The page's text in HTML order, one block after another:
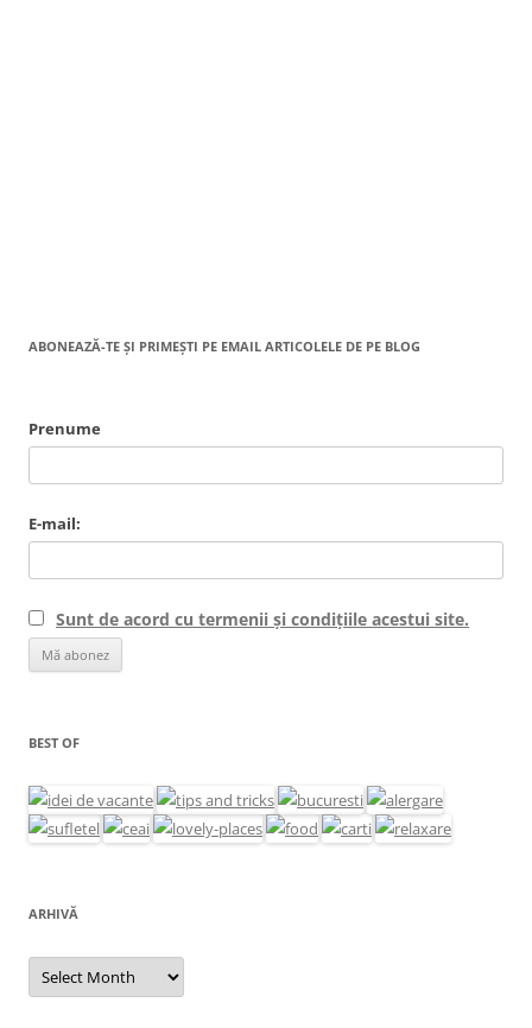
ABONEAZĂ-TE ȘI PRIMEȘTI PE EMAIL ARTICOLELE DE PE BLOG
Prenume
E-mail:
Sunt de acord cu termenii și condițiile acestui site.
BEST OF
ARHIVĂ
Arhivă